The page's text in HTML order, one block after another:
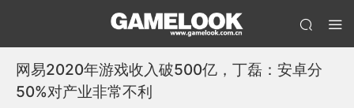
网易2020年游戏收入破500亿，丁磊：安卓分
50%对产业非常不利